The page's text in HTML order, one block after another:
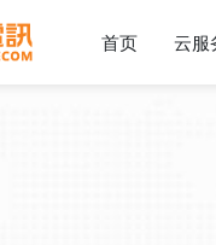
首页 云服